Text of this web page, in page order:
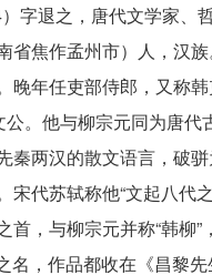
字退之，唐代文学家、
省焦作孟州市）人，汉
晚年任吏部侍郎，又称
公。他与柳宗元同为唐代
秦两汉的散文语言，破
宋代苏轼称他“文起八代
首，与柳宗元并称“韩柳”
名，作品都收在《昌黎